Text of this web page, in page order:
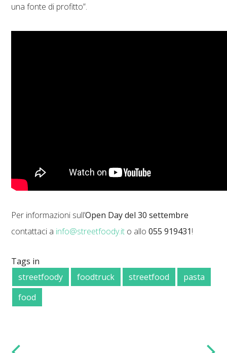
una fonte di profitto”.
Per informazioni sull’Open Day del 30 settembre
contattaci a info@streetfoody.it o allo055 919431!
Tags in
streetfoody
foodtruck streetfood
pasta
food